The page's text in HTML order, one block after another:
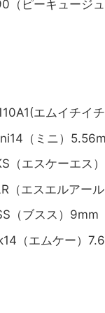
（ピーキュージ
エムイチイ
（ミニ）
（エスケーエス
（エスエルアー
（ブスス）9mm
（エムケー）